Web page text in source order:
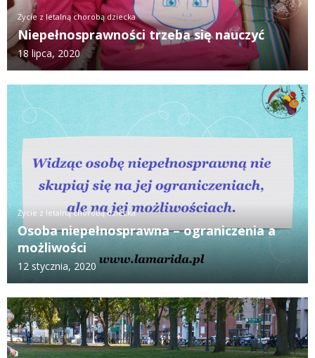
Życie z letalną chorobą dziecka
Niepełnosprawności trzeba się nauczyć
18 lipca, 2020
Życie z letalną chorobą dziecka
Osoba niepełnosprawna – ograniczenia a
możliwości
12 stycznia, 2020